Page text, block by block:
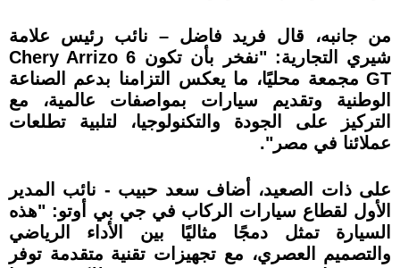
من جانبه، قال فريد فاضل – نائب رئيس علامة
شيري التجارية: "نفخر بأن تكون Chery Arrizo 6
GT مجمعة محليًا، ما يعكس التزامنا بدعم الصناعة
الوطنية وتقديم سيارات بمواصفات عالمية، مع
التركيز على الجودة والتكنولوجيا، لتلبية تطلعات
عملائنا في مصر".
على ذات الصعيد، أضاف سعد حبيب - نائب المدير
الأول لقطاع سيارات الركاب في جي بي أوتو: "هذه
السيارة تمثل دمجًا مثاليًا بين الأداء الرياضي
والتصميم العصري، مع تجهيزات تقنية متقدمة توفر